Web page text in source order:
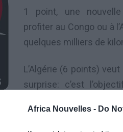
Africa Nouvelles - Do
1 point, une nouvelle
profiter au Congo ou à
quelques milliers de
L’Algérie (6 points)
surprise: c’est
contre l’Ethiopie.